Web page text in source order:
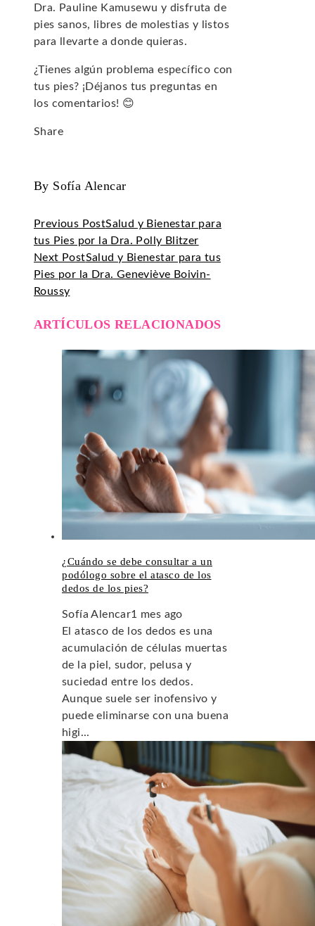
Dra. Pauline Kamusewu y disfruta de
pies sanos, libres de molestias y listos
para llevarte a donde quieras.
¿Tienes algún problema específico con
tus pies? ¡Déjanos tus preguntas en
los comentarios! 😊
Share
By Sofía Alencar
Previous PostSalud y Bienestar para
tus Pies por la Dra. Polly Blitzer
Next PostSalud y Bienestar para tus
Pies por la Dra. Geneviève Boivin-
Roussy
ARTÍCULOS RELACIONADOS
¿Cuándo se debe consultar a un
podólogo sobre el atasco de los
dedos de los pies?
Sofía Alencar1 mes ago
El atasco de los dedos es una
acumulación de células muertas
de la piel, sudor, pelusa y
suciedad entre los dedos.
Aunque suele ser inofensivo y
puede eliminarse con una buena
higi...